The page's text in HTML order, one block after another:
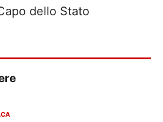
dello Stato